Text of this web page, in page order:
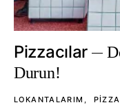
Pizzacılar
Durun!
LOKANTALARIM